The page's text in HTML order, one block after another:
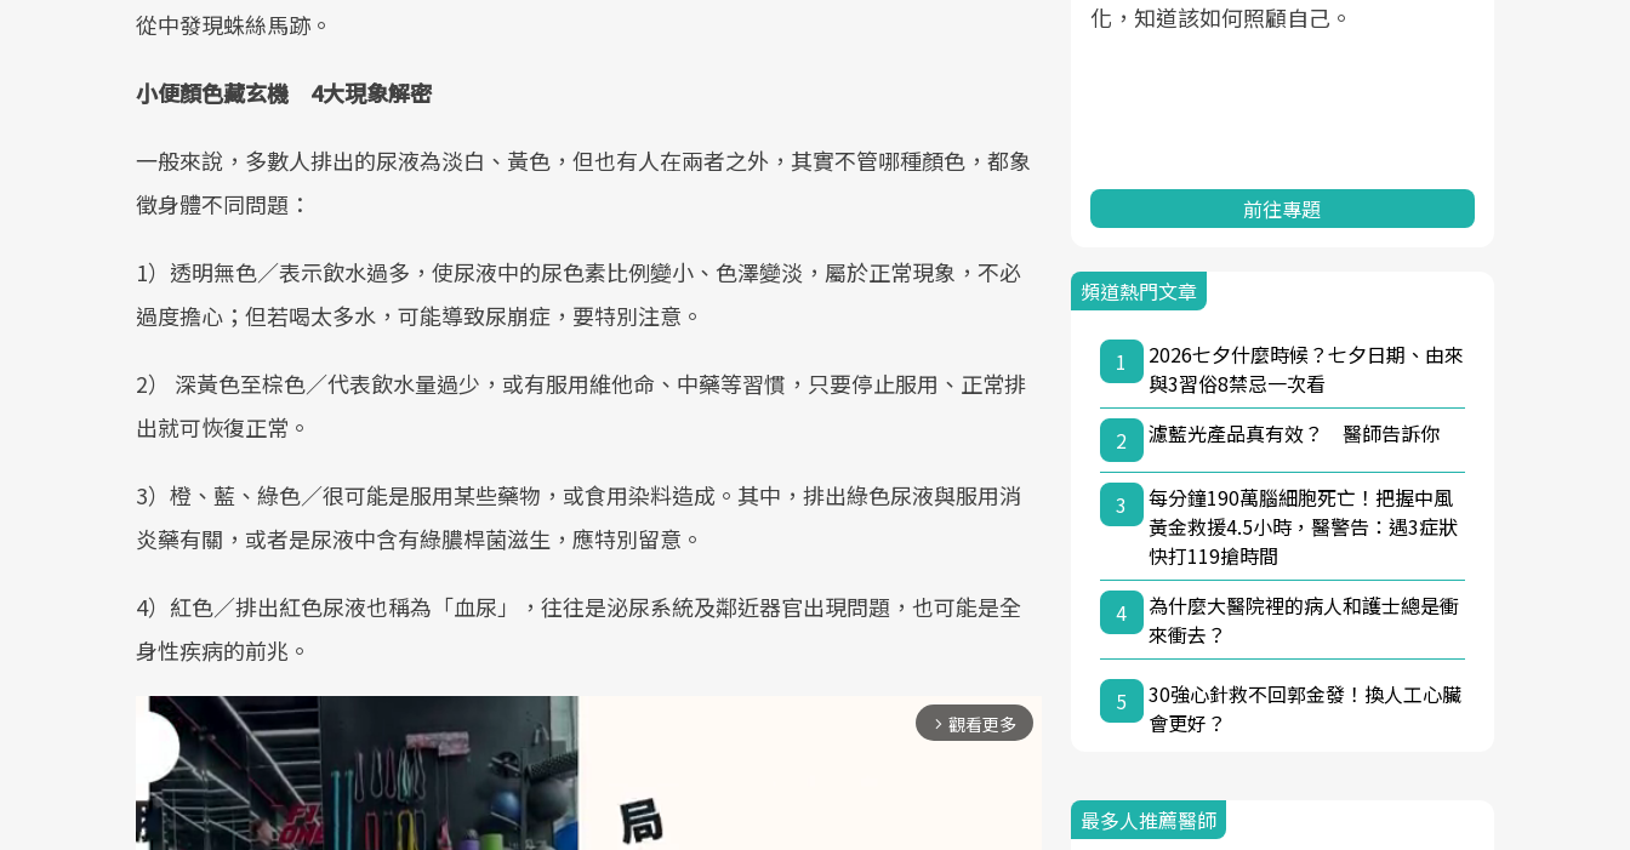
從中發現蛛絲馬跡。
小便顏色藏玄機 4大現象解密
一般來說，多數人排出的尿液為淡白、黃色，但也有人在兩者之外，其實不管哪種顏色，都象
徵身體不同問題：
1）透明無色／表示飲水過多，使尿液中的尿色素比例變小、色澤變淡，屬於正常現象，不必
過度擔心；但若喝太多水，可能導致尿崩症，要特別注意。
2） 深黃色至棕色／代表飲水量過少，或有服用維他命、中藥等習慣，只要停止服用、正常排
出就可恢復正常。
3）橙、藍、綠色／很可能是服用某些藥物，或食用染料造成。其中，排出綠色尿液與服用消
炎藥有關，或者是尿液中含有綠膿桿菌滋生，應特別留意。
4）紅色／排出紅色尿液也稱為「血尿」，往往是泌尿系統及鄰近器官出現問題，也可能是全
身性疾病的前兆。
arrow_forward_ios 觀看更多
狀況、啟動健康管理的重要起點。
化，知道該如何照顧自己。
前往專題
頻道熱門文章
1
2026七夕什麼時候？七夕日期、由來
與3習俗8禁忌一次看
2
濾藍光產品真有效？ 醫師告訴你
3
每分鐘190萬腦細胞死亡！把握中風
黃金救援4.5小時，醫警告：遇3症狀
快打119搶時間
4
為什麼大醫院裡的病人和護士總是衝
來衝去？
5
30強心針救不回郭金發！換人工心臟
會更好？
最多人推薦醫師